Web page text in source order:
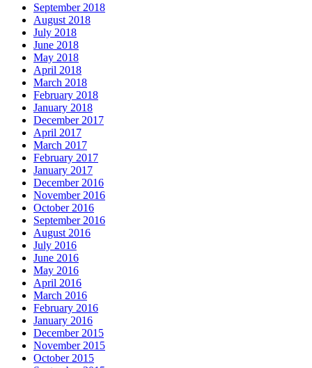
September 2018
August 2018
July 2018
June 2018
May 2018
April 2018
March 2018
February 2018
January 2018
December 2017
April 2017
March 2017
February 2017
January 2017
December 2016
November 2016
October 2016
September 2016
August 2016
July 2016
June 2016
May 2016
April 2016
March 2016
February 2016
January 2016
December 2015
November 2015
October 2015